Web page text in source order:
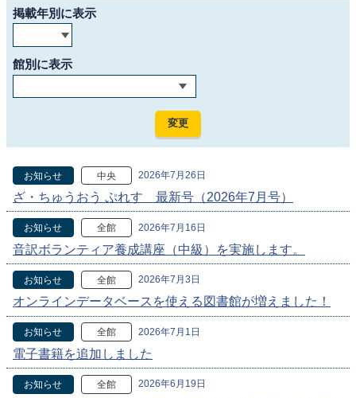
掲載年別に表示
館別に表示
お知らせ 中央 2026年7月26日
ざ・ちゅうおう ぷれす 最新号（2026年7月号）
お知らせ 全館 2026年7月16日
音訳ボランティア養成講座（中級）を実施します。
お知らせ 全館 2026年7月3日
オンラインデータベースを使える図書館が増えました！
お知らせ 全館 2026年7月1日
電子書籍を追加しました
お知らせ 全館 2026年6月19日